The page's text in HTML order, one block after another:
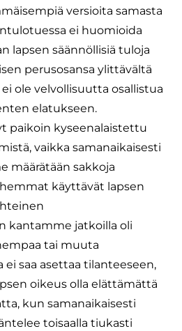
versioita samasta
ei huomioida
lapsen säännöllisiä tuloja
perusosansa ylittävältä
ei ole velvollisuutta osallistua
elatukseen.
paikoin kyseenalaistettu
vaikka samanaikaisesti
määrätään sakkoja
käyttävät lapsen
kantamme jatkoilla oli
tai muuta
saa asettaa tilanteeseen,
oikeus olla elättämättä
kun samanaikaisesti
toisaalla tiukasti